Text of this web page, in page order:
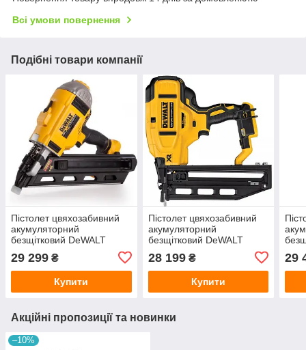
Всі умови повернення
Подібні товари компанії
Пістолет цвяхозабивний
акумуляторний
безщітковий DeWALT
29 299 ₴
Купити
Пістолет цвяхозабивний
акумуляторний
безщітковий DeWALT
28 199₴
Купити
29
Акційні пропозиції та новинки
–10%